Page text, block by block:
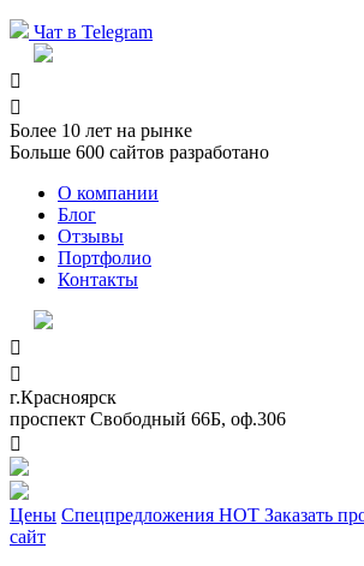
Чат в Telegram


Более 10 лет на рынке
Больше 600 сайтов разработано
О компании
Блог
Отзывы
Портфолио
Контакты


г.Красноярск
проспект Свободный 66Б, оф.306

Цены Спецпредложения HOT Заказать
сайт